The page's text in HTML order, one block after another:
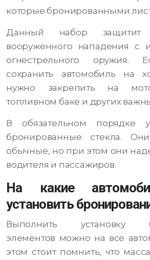
которые бронированными
Данный набор защитит
вооруженного нападения с
огнестрельного оружия.
сохранить автомобиль на
нужно закрепить на
топливном баке и других
В обязательном порядке
бронированные стекла.
обычные, но при этом они
водителя и пассажиров.
На какие
установить
Выполнить установку
элементов можно на все
этом стоит помнить, что